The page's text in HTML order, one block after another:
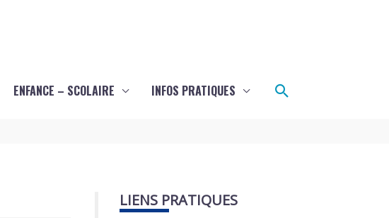
ENFANCE – SCOLAIRE INFOS PRATIQUES Rechercher
LIENS PRATIQUES